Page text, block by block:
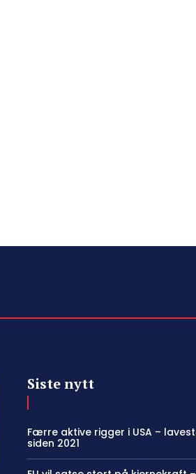
Siste nytt
Færre aktive rigger i USA –
siden 2021